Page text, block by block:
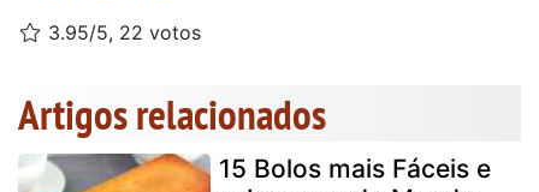
3.95/5, 22 votos
Artigos relacionados
15 Bolos mais Fáceis e